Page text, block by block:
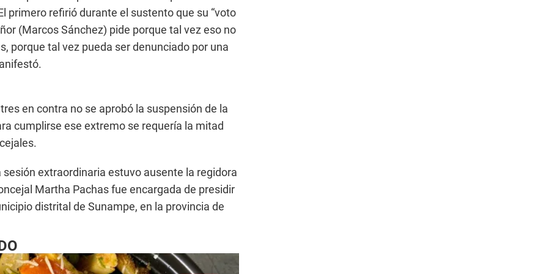
primero refirió durante el sustento que su “voto
(Marcos Sánchez) pide porque tal vez eso no
porque tal vez pueda ser denunciado por una
en contra no se aprobó la suspensión de la
cumplirse ese extremo se requería la mitad
extraordinaria estuvo ausente la regidora
Martha Pachas fue encargada de presidir
distrital de Sunampe, en la provincia de